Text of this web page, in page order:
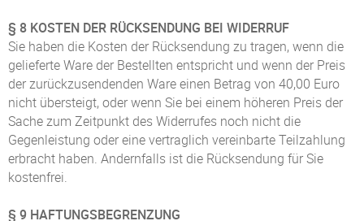
§ 8 KOSTEN DER RÜCKSENDUNG BEI WIDERRUF
Sie haben die Kosten der Rücksendung zu tragen, wenn die
gelieferte Ware der Bestellten entspricht und wenn der Preis
der zurückzusendenden Ware einen Betrag von 40,00 Euro
nicht übersteigt, oder wenn Sie bei einem höheren Preis der
Sache zum Zeitpunkt des Widerrufes noch nicht die
Gegenleistung oder eine vertraglich vereinbarte Teilzahlung
erbracht haben. Andernfalls ist die Rücksendung für Sie
kostenfrei.
§ 9 HAFTUNGSBEGRENZUNG